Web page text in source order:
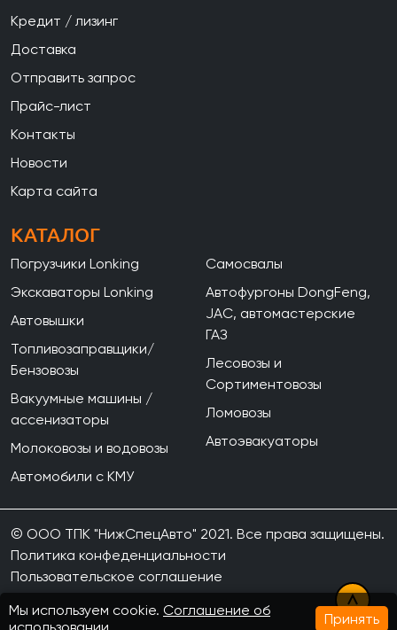
Кредит / лизинг
Доставка
Отправить запрос
Прайс-лист
Контакты
Новости
Карта сайта
КАТАЛОГ
Погрузчики Lonking
Экскаваторы Lonking
Автовышки
Топливозаправщики/
Бензовозы
Вакуумные машины /
ассенизаторы
Молоковозы и водовозы
Автомобили с КМУ
Самосвалы
Автофургоны DongFeng,
JAC, автомастерские
ГАЗ
Лесовозы и
Сортиментовозы
Ломовозы
Автоэвакуаторы
© ООО ТПК "НижСпецАвто" 2021. Все права защищены.
Политика конфеденциальности
Пользовательское соглашение
Мы используем cookie. Соглашение об
Принять